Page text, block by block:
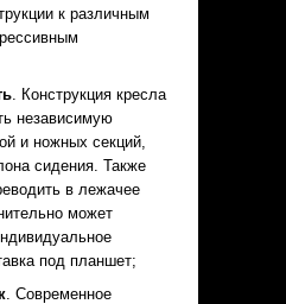
к различным
. Конструкция кресла
независимую
и ножных секций,
сидения. Также
в лежачее
может
под планшет;
. Современное